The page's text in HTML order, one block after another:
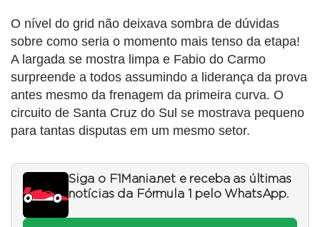
O nível do grid não deixava sombra de dúvidas
sobre como seria o momento mais tenso da etapa!
A largada se mostra limpa e Fabio do Carmo
surpreende a todos assumindo a liderança da prova
antes mesmo da frenagem da primeira curva. O
circuito de Santa Cruz do Sul se mostrava pequeno
para tantas disputas em um mesmo setor.
Siga o F1Mania.net e receba as últimas
notícias da Fórmula 1 pelo WhatsApp.